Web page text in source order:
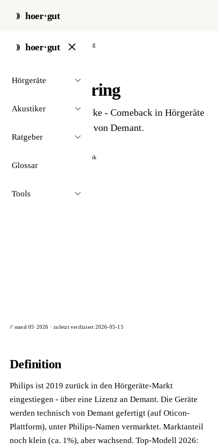
hoer·gut
hoer·gut
Hörgeräte
Akustiker
Ratgeber
Glossar
Tools
start / glossar / philips-hearing
Philips Hearing
Niederländische Marke - Comeback in Hörgeräte
seit 2019, vertrieben von Demant.
Philips HearLink
// stand 05·2026 · zuletzt verifiziert 2026-05-15
Definition
Philips ist 2019 zurück in den Hörgeräte-Markt
eingestiegen - über eine Lizenz an Demant. Die Geräte
werden technisch von Demant gefertigt (auf Oticon-
Plattform), unter Philips-Namen vermarktet. Marktanteil
noch klein (ca. 1%), aber wachsend. Top-Modell 2026: